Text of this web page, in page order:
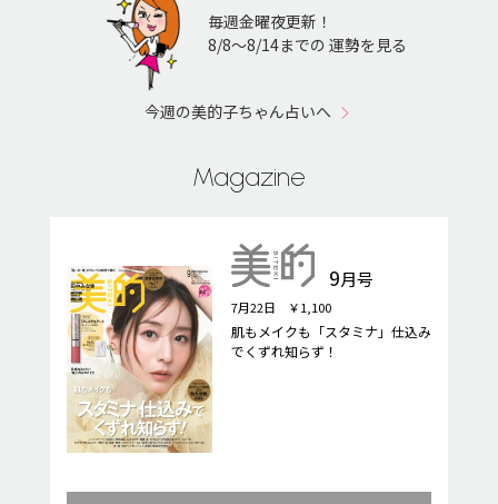
毎週金曜夜更新！
8/8〜8/14までの 運勢を見る
今週の美的子ちゃん占いへ
Magazine
9月号
7月22日 ￥1,100
肌もメイクも「スタミナ」仕込み
でくずれ知らず！